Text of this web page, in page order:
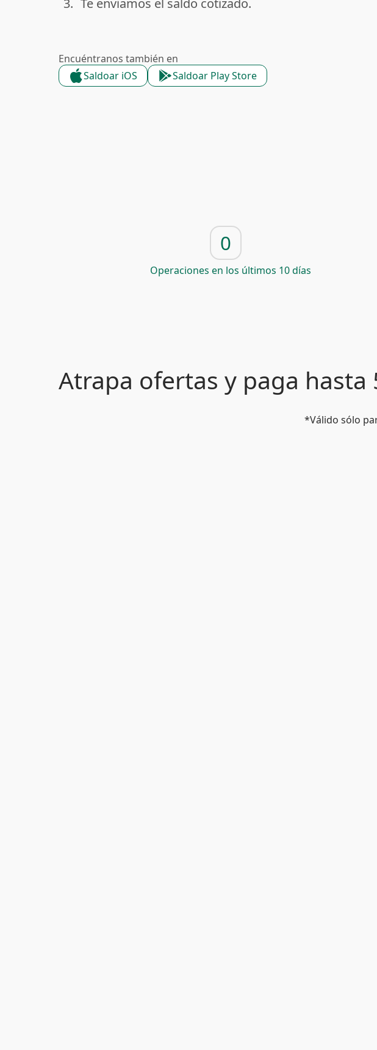
done
3. Te enviamos el saldo cotizado.
Encuéntranos también en
Saldoar iOS
Saldoar Play Store
0
Operaciones en los últimos 10 días
Atrapa ofertas y paga hasta
*Válido sólo